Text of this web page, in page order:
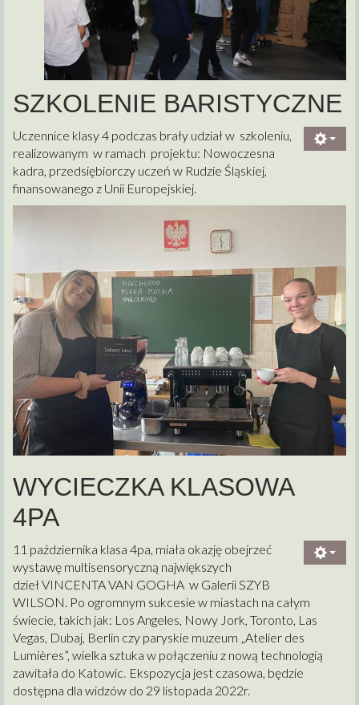
SZKOLENIE BARISTYCZNE
Uczennice klasy 4 podczas brały udział w szkoleniu,
realizowanym w ramach projektu: Nowoczesna
kadra, przedsiębiorczy uczeń w Rudzie Śląskiej,
finansowanego z Unii Europejskiej.
WYCIECZKA KLASOWA
4PA
11 października klasa 4pa, miała okazję obejrzeć
wystawę multisensoryczną największych
dzieł VINCENTA VAN GOGHA w Galerii SZYB
WILSON. Po ogromnym sukcesie w miastach na całym
świecie, takich jak: Los Angeles, Nowy Jork, Toronto, Las
Vegas, Dubaj, Berlin czy paryskie muzeum „Atelier des
Lumières”, wielka sztuka w połączeniu z nową technologią
zawitała do Katowic Ekspozycja jest czasowa, będzie
dostępna dla widzów do 29 listopada 2022r.